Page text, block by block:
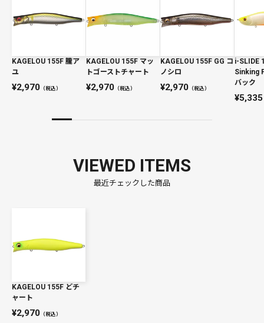
KAGELOU 155F 朧ア
ユ
2,970 （税込）
KAGELOU 155F マッ
トゴーストチャート
2,970（税込）
KAGELOU 155F GG コ
ノシロ
2,970（税込）
i-SLIDE
Sinking
バック
5,335
VIEWED ITEMS
最近チェックした商品
KAGELOU 155F どチ
ャート
2,970 （税込）